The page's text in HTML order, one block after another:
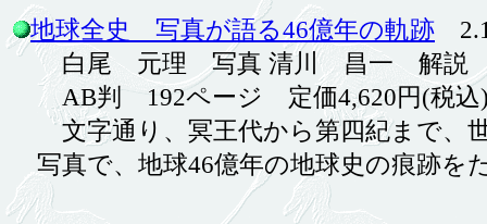
地球全史 写真が語る46億年の軌跡
白尾 元理 写真 清川 昌一 解説
AB判 192ページ 定価4,620円(税込)
文字通り、冥王代から第四紀まで、
写真で、地球46億年の地球史の痕跡を